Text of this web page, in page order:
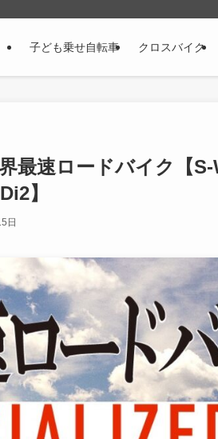
子ども乗せ自転車 クロスバイク
最速ロードバイク【
】
日